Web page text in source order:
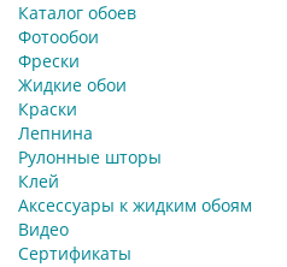
Каталог обоев
Фотообои
Фрески
Жидкие обои
Краски
Лепнина
Рулонные шторы
Клей
Аксессуары к жидким обоям
Видео
Сертификаты